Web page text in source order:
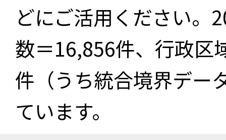
どにご活用ください。
数＝16,856件、行政区
件（うち統合境界デー
ています。